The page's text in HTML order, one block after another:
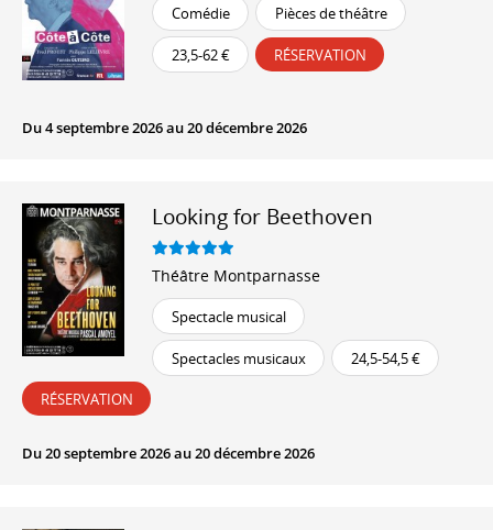
Comédie Pièces de théâtre
23,5-62 € RÉSERVATION
Du 4 septembre 2026 au 20 décembre 2026
Looking for Beethoven
Théâtre Montparnasse
Spectacle musical
Spectacles musicaux 24,5-54,5 €
RÉSERVATION
Du 20 septembre 2026 au 20 décembre 2026